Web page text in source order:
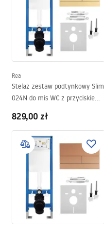
Rea
Stelaż zestaw podtynkowy Slim
024N do mis WC z przyciskiem
829,00 zł